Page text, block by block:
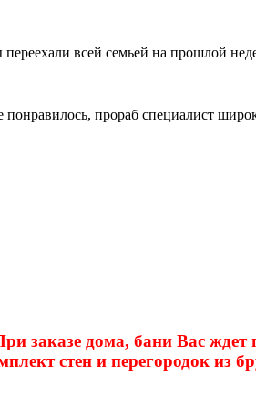
всей семьей на прошлой
прораб специалист
заказе дома, бани Вас ждет
стен и перегородок из